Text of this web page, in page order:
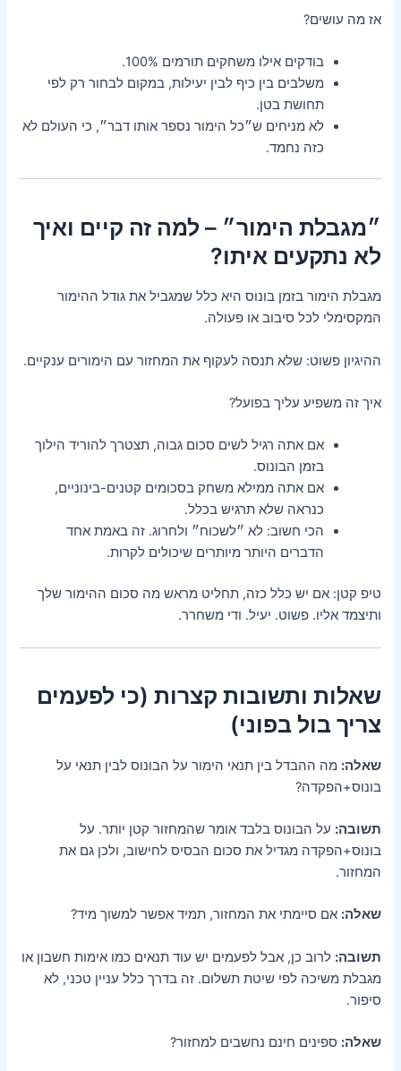
אז מה עושים?
בודקים אילו משחקים תורמים 100%.
משלבים בין כיף לבין יעילות, במקום לבחור רק לפי
תחושת בטן.
לא מניחים ש״כל הימור נספר אותו דבר״, כי העולם לא
כזה נחמד.
״מגבלת הימור״ – למה זה קיים ואיך
לא נתקעים איתו?
מגבלת הימור בזמן בונוס היא כלל שמגביל את גודל ההימור
המקסימלי לכל סיבוב או פעולה.
ההיגיון פשוט: שלא תנסה לעקוף את המחזור עם הימורים ענקיים.
איך זה משפיע עליך בפועל?
אם אתה רגיל לשים סכום גבוה, תצטרך להוריד הילוך
בזמן הבונוס.
אם אתה ממילא משחק בסכומים קטנים-בינוניים,
כנראה שלא תרגיש בכלל.
הכי חשוב: לא ״לשכוח״ ולחרוג. זה באמת אחד
הדברים היותר מיותרים שיכולים לקרות.
טיפ קטן: אם יש כלל כזה, תחליט מראש מה סכום ההימור שלך
ותיצמד אליו. פשוט. יעיל. ודי משחרר.
שאלות ותשובות קצרות (כי לפעמים
צריך בול בפוני)
שאלה: מה ההבדל בין תנאי הימור על הבונוס לבין תנאי על
בונוס+הפקדה?
תשובה: על הבונוס בלבד אומר שהמחזור קטן יותר. על
בונוס+הפקדה מגדיל את סכום הבסיס לחישוב, ולכן גם את
המחזור.
שאלה: אם סיימתי את המחזור, תמיד אפשר למשוך מיד?
תשובה: לרוב כן, אבל לפעמים יש עוד תנאים כמו אימות חשבון או
מגבלת משיכה לפי שיטת תשלום. זה בדרך כלל עניין טכני, לא
סיפור.
שאלה: ספינים חינם נחשבים למחזור?